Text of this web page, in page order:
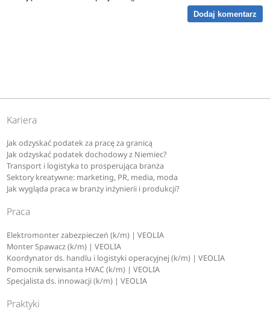
Dodaj komentarz
Kariera
Jak odzyskać podatek za pracę za granicą
Jak odzyskać podatek dochodowy z Niemiec?
Transport i logistyka to prosperująca branża
Sektory kreatywne: marketing, PR, media, moda
Jak wygląda praca w branży inżynierii i produkcji?
Praca
Elektromonter zabezpieczeń (k/m) | VEOLIA
Monter Spawacz (k/m) | VEOLIA
Koordynator ds. handlu i logistyki operacyjnej (k/m) | VEOLIA
Pomocnik serwisanta HVAC (k/m) | VEOLIA
Specjalista ds. innowacji (k/m) | VEOLIA
Praktyki